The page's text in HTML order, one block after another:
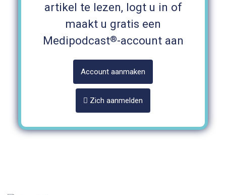
artikel te lezen, logt u in of
maakt u gratis een
Medipodcast®-account aan
Account aanmaken
Zich aanmelden